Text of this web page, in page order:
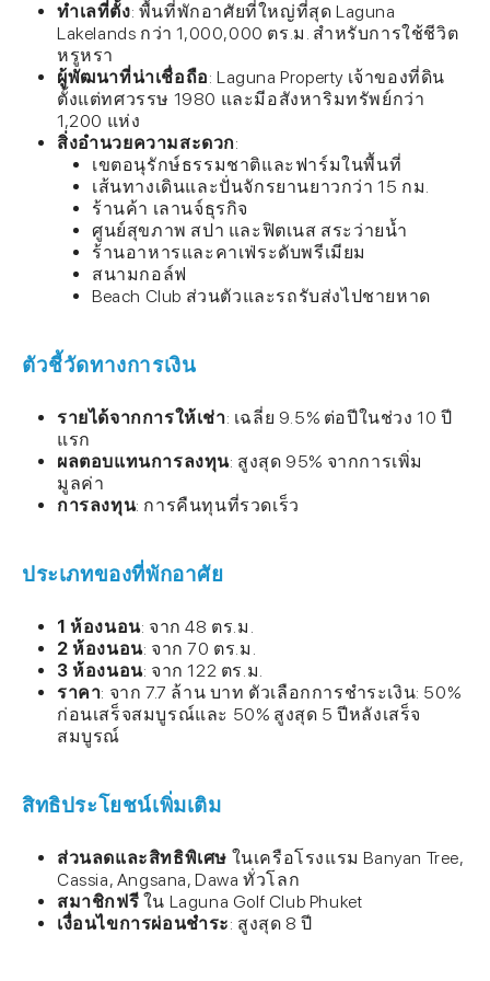
ทำเลที่ตั้ง: พื้นที่พักอาศัยที่ใหญ่ที่สุด Laguna
Lakelands กว่า 1,000,000 ตร.ม. สำหรับการใช้ชีวิต
หรูหรา
ผู้พัฒนาที่น่าเชื่อถือ: Laguna Property เจ้าของที่ดิน
ตั้งแต่ทศวรรษ 1980 และมีอสังหาริมทรัพย์กว่า
1,200 แห่ง
สิ่งอำนวยความสะดวก:
เขตอนุรักษ์ธรรมชาติและฟาร์มในพื้นที่
เส้นทางเดินและปั่นจักรยานยาวกว่า 15 กม.
ร้านค้า เลานจ์ธุรกิจ
ศูนย์สุขภาพ สปา และฟิตเนส สระว่ายน้ำ
ร้านอาหารและคาเฟ่ระดับพรีเมียม
สนามกอล์ฟ
Beach Club ส่วนตัวและรถรับส่งไปชายหาด
ตัวชี้วัดทางการเงิน
รายได้จากการให้เช่า: เฉลี่ย 9.5% ต่อปีในช่วง 10 ปี
แรก
ผลตอบแทนการลงทุน: สูงสุด 95% จากการเพิ่ม
มูลค่า
การลงทุน: การคืนทุนที่รวดเร็ว
ประเภทของที่พักอาศัย
1 ห้องนอน: จาก 48 ตร.ม.
2 ห้องนอน: จาก 70 ตร.ม.
3 ห้องนอน: จาก 122 ตร.ม.
ราคา: จาก 7.7 ล้าน บาท ตัวเลือกการชำระเงิน: 50%
ก่อนเสร็จสมบูรณ์และ 50% สูงสุด 5 ปีหลังเสร็จ
สมบูรณ์
สิทธิประโยชน์เพิ่มเติม
ส่วนลดและสิทธิพิเศษ ในเครือโรงแรม Banyan Tree,
Cassia, Angsana, Dawa ทั่วโลก
สมาชิกฟรี ใน Laguna Golf Club Phuket
เงื่อนไขการผ่อนชำระ: สูงสุด 8 ปี